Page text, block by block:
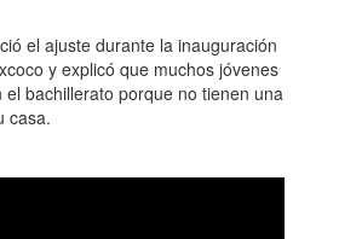
el ajuste durante la inauguración
y explicó que muchos jóvenes
bachillerato porque no tienen una
casa.